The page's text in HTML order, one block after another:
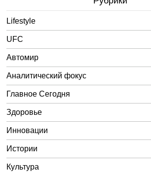
Lifestyle
UFC
Автомир
Аналитический фокус
Главное Сегодня
Здоровье
Инновации
Истории
Культура